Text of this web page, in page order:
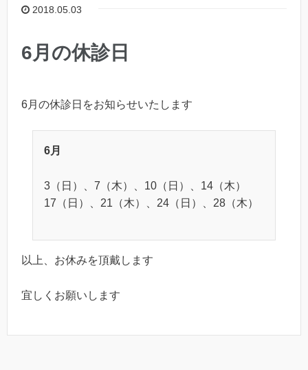
2018.05.03
6月の休診日
6月の休診日をお知らせいたします
6月
3（日）、7（木）、10（日）、14（木）
17（日）、21（木）、24（日）、28（木）
以上、お休みを頂戴します
宜しくお願いします